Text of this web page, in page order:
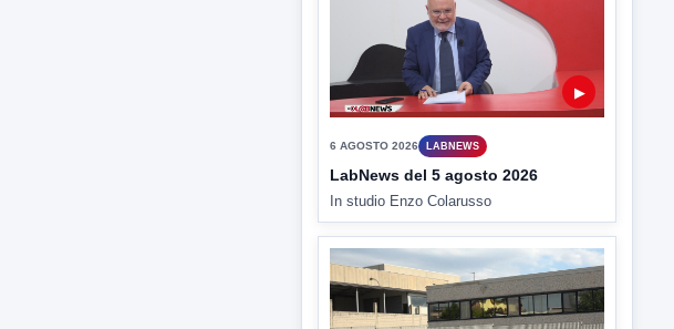
LabNews del 5 agosto 2026
In studio Enzo Colarusso
5 AGOSTO 2026 ATTUALITÀ
Hanon-Evo, i lavoratori dicono sì al
piano industriale